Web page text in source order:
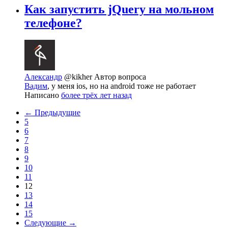
Как запустить jQuery на мольном
телефоне?
Александр @kikherАвтор вопроса
Вадим, у меня ios, но на android тоже не работает
Написано более трёх лет назад
← Предыдущие
5
6
7
8
9
10
11
12
13
14
15
Следующие →